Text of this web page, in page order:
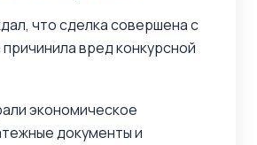
что сделка совершена с
вред конкурсной
экономическое
документы и